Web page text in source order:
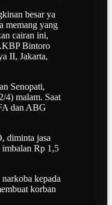
besar ya
memang yang
cairan ini,
Bintoro
II, Jakarta,
Senopati,
4) malam. Saat
dan ABG
diminta jasa
imbalan Rp 1,5
kepada
korban